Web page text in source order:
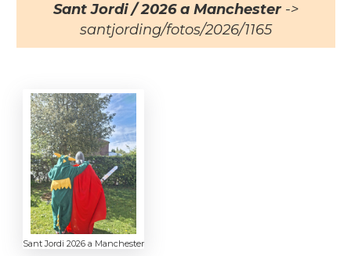
Sant Jordi / 2026 a Manchester->
santjording/fotos/2026/1165
Sant Jordi 2026 a Manchester